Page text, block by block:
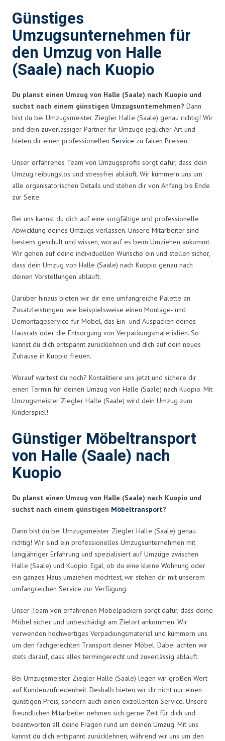
Günstiges
Umzugsunternehmen für
den Umzug von Halle
(Saale) nach Kuopio
Du planst einen Umzug von Halle (Saale) nach Kuopio und
suchst nach einem günstigen Umzugsunternehmen? Dann
bist du bei Umzugsmeister Ziegler Halle (Saale) genau richtig! Wir
sind dein zuverlässiger Partner für Umzüge jeglicher Art und
bieten dir einen professionellen Service zu fairen Preisen.
Unser erfahrenes Team von Umzugsprofis sorgt dafür, dass dein
Umzug reibungslos und stressfrei abläuft. Wir kümmern uns um
alle organisatorischen Details und stehen dir von Anfang bis Ende
zur Seite.
Bei uns kannst du dich auf eine sorgfältige und professionelle
Abwicklung deines Umzugs verlassen. Unsere Mitarbeiter sind
bestens geschult und wissen, worauf es beim Umziehen ankommt.
Wir gehen auf deine individuellen Wünsche ein und stellen sicher,
dass dein Umzug von Halle (Saale) nach Kuopio genau nach
deinen Vorstellungen abläuft.
Darüber hinaus bieten wir dir eine umfangreiche Palette an
Zusatzleistungen, wie beispielsweise einen Montage- und
Demontageservice für Möbel, das Ein- und Auspacken deines
Hausrats oder die Entsorgung von Verpackungsmaterialien. So
kannst du dich entspannt zurücklehnen und dich auf dein neues
Zuhause in Kuopio freuen.
Worauf wartest du noch? Kontaktiere uns jetzt und sichere dir
einen Termin für deinen Umzug von Halle (Saale) nach Kuopio. Mit
Umzugsmeister Ziegler Halle (Saale) wird dein Umzug zum
Kinderspiel!
Günstiger Möbeltransport
von Halle (Saale) nach
Kuopio
Du planst einen Umzug von Halle (Saale) nach Kuopio und
suchst nach einem günstigen Möbeltransport?
Dann bist du bei Umzugsmeister Ziegler Halle (Saale) genau
richtig! Wir sind ein professionelles Umzugsunternehmen mit
langjähriger Erfahrung und spezialisiert auf Umzüge zwischen
Halle (Saale) und Kuopio. Egal, ob du eine kleine Wohnung oder
ein ganzes Haus umziehen möchtest, wir stehen dir mit unserem
umfangreichen Service zur Verfügung.
Unser Team von erfahrenen Möbelpackern sorgt dafür, dass deine
Möbel sicher und unbeschädigt am Zielort ankommen. Wir
verwenden hochwertiges Verpackungsmaterial und kümmern uns
um den fachgerechten Transport deiner Möbel. Dabei achten wir
stets darauf, dass alles termingerecht und zuverlässig abläuft.
Bei Umzugsmeister Ziegler Halle (Saale) legen wir großen Wert
auf Kundenzufriedenheit. Deshalb bieten wir dir nicht nur einen
günstigen Preis, sondern auch einen exzellenten Service. Unsere
freundlichen Mitarbeiter nehmen sich gerne Zeit für dich und
beantworten all deine Fragen rund um deinen Umzug. Mit uns
kannst du dich entspannt zurücklehnen, während wir uns um den